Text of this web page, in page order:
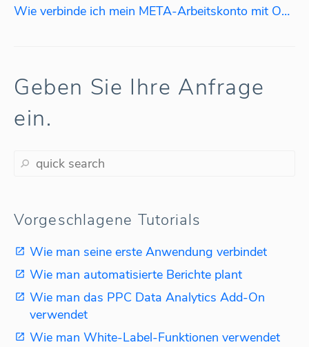
Wie verbinde ich mein META-Arbeitskonto mit Octoboard?
Geben Sie Ihre Anfrage
ein.
Vorgeschlagene Tutorials
Wie man seine erste Anwendung verbindet
Wie man automatisierte Berichte plant
Wie man das PPC Data Analytics Add-On
verwendet
Wie man White-Label-Funktionen verwendet